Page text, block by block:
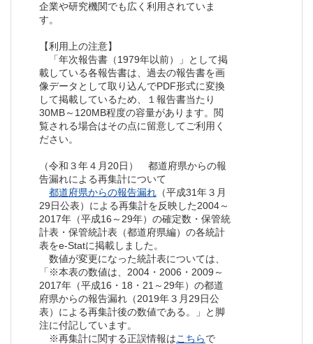
企業や研究機関でも広く利用されていま
す。
【利用上の注意】
「年次報告書（1979年以前）」として掲
載している各報告書は、過去の報告書を画
像データとして取り込んでPDF形式に変換
して掲載しているため、１報告書当たり
30MB～120MB程度の容量があります。閲
覧される場合はその点に留意してご利用く
ださい。
（令和３年４月20日） 都道府県からの報
告漏れによる再集計について
都道府県からの報告漏れ （平成31年３月
29日公表）による再集計を反映した2004～
2017年（平成16～29年）の確定数・保管統
計表・保管統計表（都道府県編）の各統計
表をe-Statに掲載しました。
数値が変更になった統計表については、
「※本表の数値は、2004・2006・2009～
2017年（平成16・18・21～29年）の都道
府県からの報告漏れ（2019年３月29日公
表）による再集計後の数値である。」と脚
注に付記しています。
※再集計に関する正誤情報はこちらで